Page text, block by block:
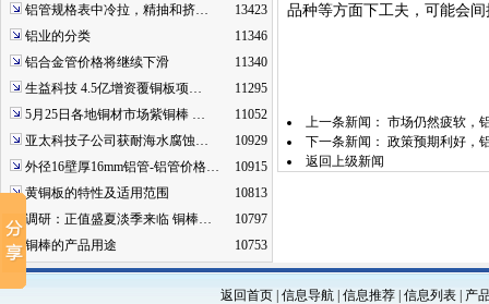
铝管规格表中冷拉，精抽和挤…
13423
铝业的分类
11346
铝合金管价格将继续下滑
11340
生益科技 4.5亿增资覆铜板项…
11295
5月25日各地铜材市场紫铜棒 …
11052
亚太科技子公司获耐海水腐蚀…
10929
外径16壁厚16mm铝管-铝管价格…
10915
黄铜板的特性及适用范围
10813
调研：正值盛夏淡季来临 铜棒…
10797
铜棒的产品用途
10753
品种等方面下工夫，可能会
上一条新闻： 市场仍然疲软，
下一条新闻： 政策预期利好，
返回上级新闻
返回首页 信息导航 信息推荐 信息列表
产